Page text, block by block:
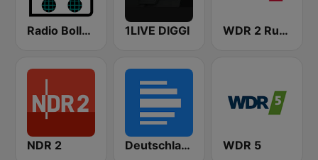
Radio Bollerwagen 1LIVE DIGGI WDR 2 Ruhrgebiet
NDR 2 Deutschlandfunk WDR 5